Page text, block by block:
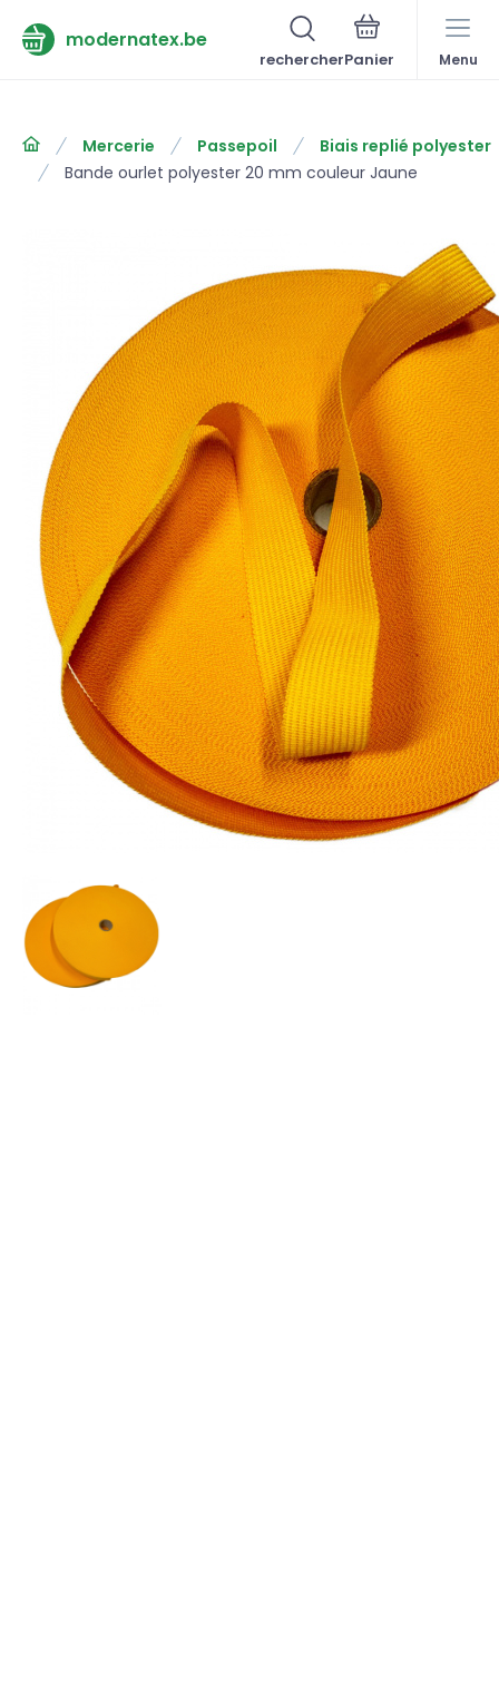
modernatex.be
rechercher Menu
Mercerie Passepoil
Biais replié polyester
Bande ourlet polyester 20 mm couleur Jaune